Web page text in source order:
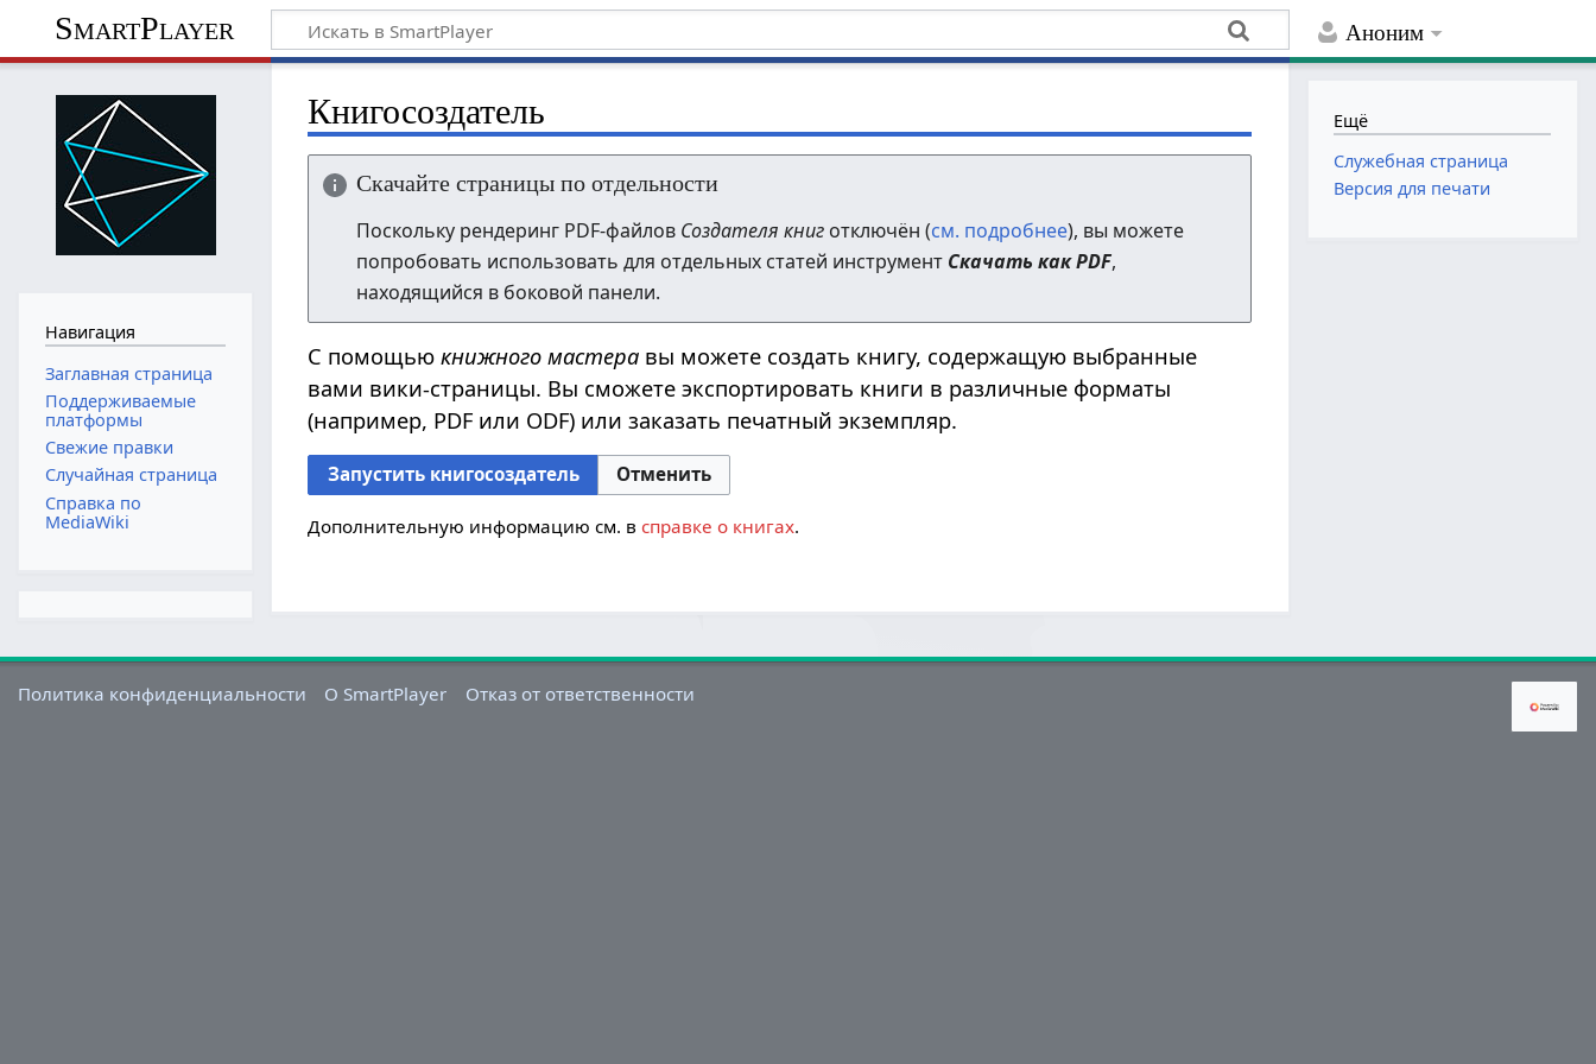
Аноним
SmartPlayer
Книгосоздатель
Скачайте страницы по отдельности
Поскольку рендеринг PDF-файлов Создателя книг отключён (см. подробнее), вы можете
попробовать использовать для отдельных статей инструмент Скачать как PDF,
находящийся в боковой панели.
С помощьюкнижного мастера вы можете создать книгу, содержащую выбранные
вами вики-страницы. Вы сможете экспортировать книги в различные форматы
(например, PDF или ODF) или заказать печатный экземпляр.
Запустить книгосоздатель Отменить
Дополнительную информацию см. всправке о книгах.
Навигация
Заглавная страница
Поддерживаемые
платформы
Свежие правки
Случайная страница
Справка по
MediaWiki
Ещё
Служебная страница
Версия для печати
Политика конфиденциальности О SmartPlayer Отказ от ответственности